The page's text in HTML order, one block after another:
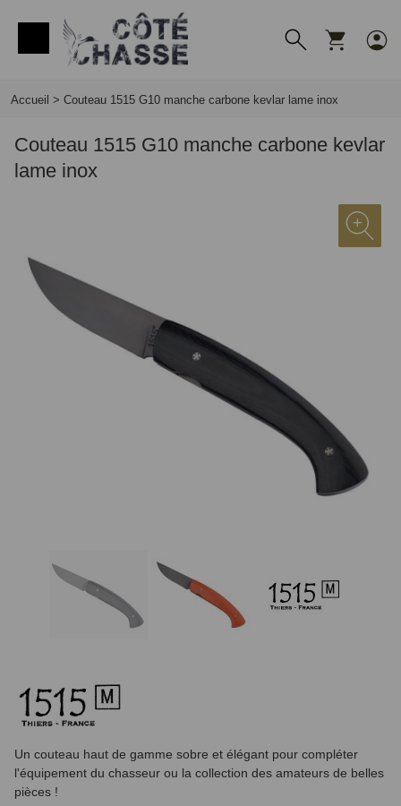
Accueil > Couteau 1515 G10 manche carbone kevlar lame inox
Couteau 1515 G10 manche carbone kevlar
lame inox
Un couteau haut de gamme sobre et élégant pour compléter
l'équipement du chasseur ou la collection des amateurs de belles
pièces !